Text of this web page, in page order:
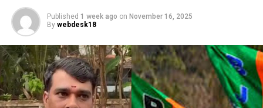
Published 1 week ago on November 16, 2025
By webdesk18